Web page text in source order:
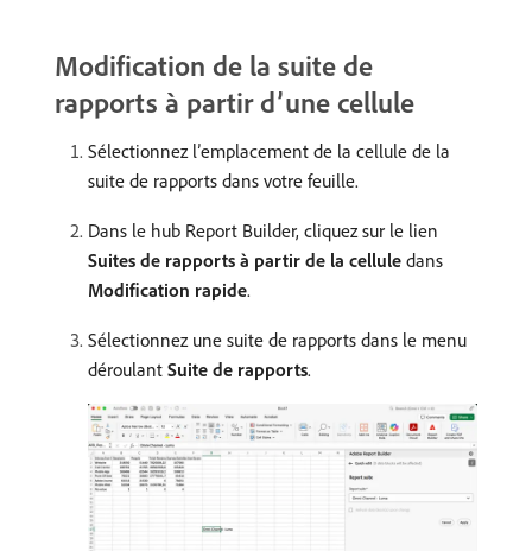
Modification de la suite de
rapports à partir d’une cellule
Sélectionnez l’emplacement de la cellule de la
suite de rapports dans votre feuille.
Dans le hub Report Builder, cliquez sur le lien
Suites de rapports à partir de la cellule dans
Modification rapide.
Sélectionnez une suite de rapports dans le menu
déroulant Suite de rapports.